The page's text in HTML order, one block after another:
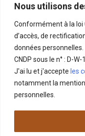
Nous utilisons
Conformément à la loi
d’accès, de
données
CNDP sous le n° : D-
J'ai lu et j'accepte les
notamment la
personnelles.
L'école
ENSApp
SUIVEZ
Facebook
Instagram